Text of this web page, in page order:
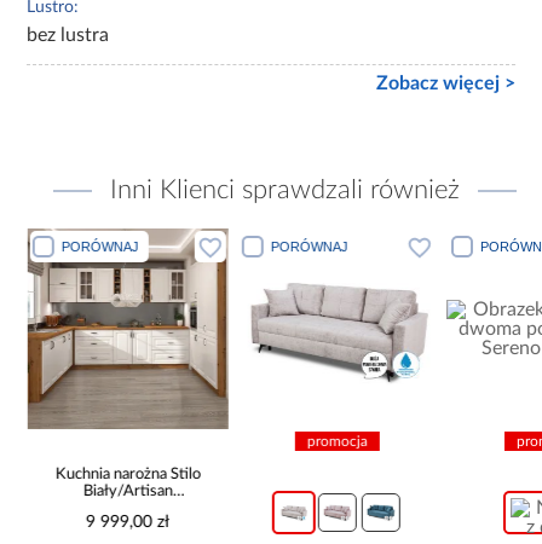
Lustro:
bez lustra
Zobacz więcej >
Inni Klienci sprawdzali również
PORÓWNAJ
Kuchnia narożna Stilo
Biały/Artisan
9 999,00 zł
PORÓWNAJ
promocja